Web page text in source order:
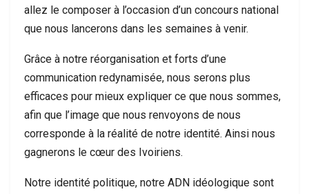
allez le composer à l’occasion d’un concours national
que nous lancerons dans les semaines à venir.
Grâce à notre réorganisation et forts d’une
communication redynamisée, nous serons plus
efficaces pour mieux expliquer ce que nous sommes,
afin que l’image que nous renvoyons de nous
corresponde à la réalité de notre identité. Ainsi nous
gagnerons le cœur des Ivoiriens.
Notre identité politique, notre ADN idéologique sont